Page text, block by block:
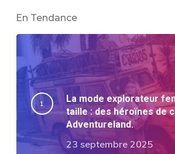
En Tendance
La mode explorateur
taille : des héroïnes de
Adventureland.
23 septembre 2025